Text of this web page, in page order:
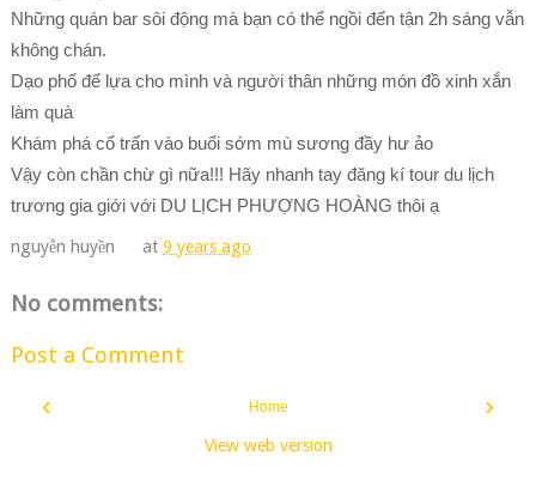
Những quán bar sôi động mà bạn có thể ngồi đến tận 2h sáng vẫn
không chán.
Dạo phố để lựa cho mình và người thân những món đồ xinh xắn
làm quà
Khám phá cổ trấn vào buổi sớm mù sương đầy hư ảo
Vậy còn chần chừ gì nữa!!! Hãy nhanh tay đăng kí tour du lịch
trương gia giới với DU LỊCH PHƯỢNG HOÀNG thôi ạ
nguyễn huyền at9 years ago
No comments:
Post a Comment
‹ ›
Home
View web version